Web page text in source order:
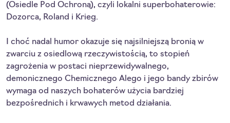
(Osiedle Pod Ochroną), czyli lokalni superbohaterowie:
Dozorca, Roland i Krieg.
I choć nadal humor okazuje się najsilniejszą bronią w
zwarciu z osiedlową rzeczywistością, to stopień
zagrożenia w postaci nieprzewidywalnego,
demonicznego Chemicznego Alego i jego bandy zbirów
wymaga od naszych bohaterów użycia bardziej
bezpośrednich i krwawych metod działania.